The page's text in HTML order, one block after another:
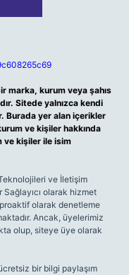
marka, kurum veya şahıs
Sitede yalnızca kendi
Burada yer alan içerikler
ve kişiler hakkında
ve kişiler ile isim
ve İletişim
Sağlayıcı olarak hizmet
olarak denetleme
Ancak, üyelerimiz
olup, siteye üye olarak
bir bilgi paylaşım